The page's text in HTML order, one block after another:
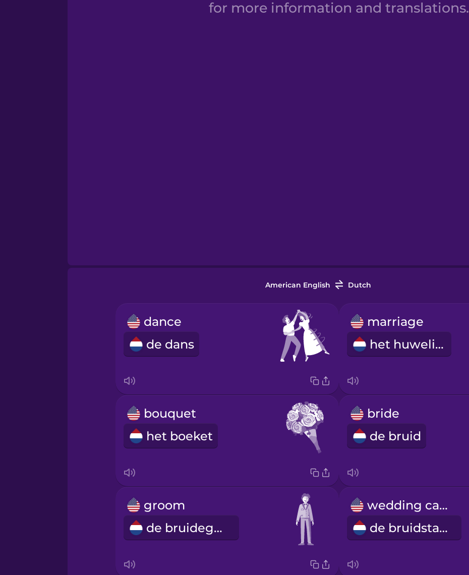
for more information and translations.
American English Dutch
dance
de dans
marriage
het huwelijk
bouquet
het boeket
bride
de bruid
groom
de bruidegom
wedding cake
de bruidstaart